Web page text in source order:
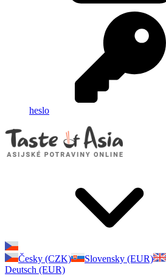
heslo
Česky (CZK)
Slovensky (EUR)
Deutsch (EUR)